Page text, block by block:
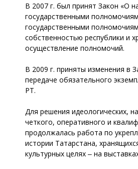
В 2007 г. был принят Закон «О
государственными
государственными
собственностью республики и
осуществление полномочий.
В 2009 г. приняты изменения в
передаче обязательного
РТ.
Для решения идеологических,
четкого, оперативного и
продолжалась работа по
истории Татарстана,
культурных целях ‒ на